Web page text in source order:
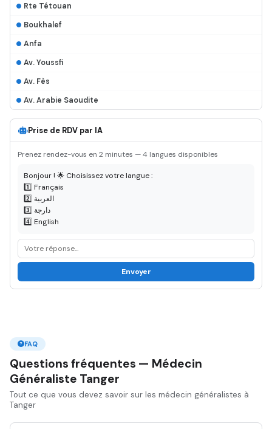
Rte Tétouan
Boukhalef
Anfa
Av. Youssfi
Av. Fès
Av. Arabie Saoudite
Prise de RDV par IA
Prenez rendez-vous en 2 minutes — 4 langues disponibles
Bonjour ! 🌟 Choisissez votre langue :
1️⃣ Français
2️⃣ العربية
3️⃣ دارجة
4️⃣ English
Envoyer
FAQ
Questions fréquentes — Médecin
Généraliste Tanger
Tout ce que vous devez savoir sur les médecin généralistes à
Tanger